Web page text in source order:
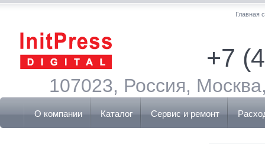
Главная
+7
107023, Россия,
О компании Каталог Сервис и ремонт